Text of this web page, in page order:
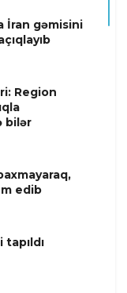
İran gəmisini
Region
bilər
edib
tapıldı